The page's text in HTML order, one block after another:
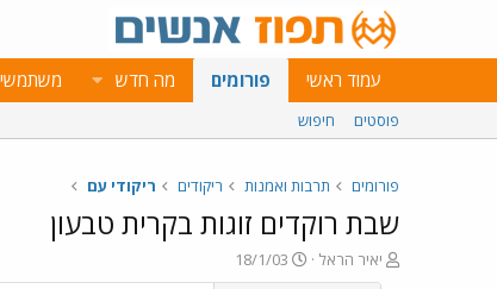
עמוד ראשי פורומים מה חדש
פוסטים חיפוש
פורומים תרבות ואמנות ריקודים ריקודי עם
שבת רוקדים זוגות בקרית טבעון
פ
ו
יאיר הראל
פ
ו
18/1/03